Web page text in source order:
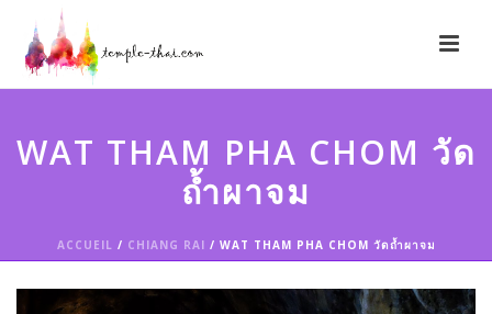
WAT THAM PHA CHOM วัด
ถ้ำผาจม
ACCUEIL / CHIANG RAI / WAT THAM PHA CHOM วัดถ้ำผาจม